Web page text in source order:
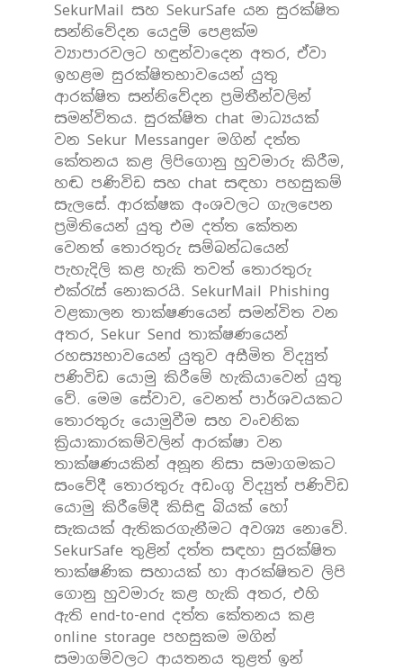
SekurMail සහ SekurSafe යන සුරක්ෂිත
සන්නිවේදන යෙදුම් පෙළක්ම
ව්‍යාපාරවලට හඳුන්වාදෙන අතර, ඒවා
ඉහළම සුරක්ෂිතභාවයෙන් යුතු
ආරක්ෂිත සන්නිවේදන ප්‍රමිතීන්වලින්
සමන්විතය. සුරක්ෂිත chat මාධ්‍යයක්
වන Sekur Messanger මගින් දත්ත
කේතනය කළ ලිපිගොනු හුවමාරු කිරීම,
හඬ පණිවිඩ සහ chat සඳහා පහසුකම්
සැලසේ. ආරක්ෂක අංශවලට ගැලපෙන
ප්‍රමිතියෙන් යුතු එම දත්ත කේතන
වෙනත් තොරතුරු සම්බන්ධයෙන්
පැහැදිලි කළ හැකි තවත් තොරතුරු
එක්රැස් නොකරයි. SekurMail Phishing
වළකාලන තාක්ෂණයෙන් සමන්විත වන
අතර, Sekur Send තාක්ෂණයෙන්
රහස්‍යභාවයෙන් යුතුව අසීමිත විද්‍යුත්
පණිවිඩ යොමු කිරීමේ හැකියාවෙන් යුතු
වේ. මෙම සේවාව, වෙනත් පාර්ශවයකට
තොරතුරු යොමුවීම සහ වංචනික
ක්‍රියාකාරකම්වලින් ආරක්ෂා වන
තාක්ෂණයකින් අනූන නිසා සමාගමකට
සංවේදී තොරතුරු අඩංගු විද්‍යුත් පණිවිඩ
යොමු කිරීමේදී කිසිඳු බියක් හෝ
සැකයක් ඇතිකරගැනීමට අවශ්‍ය නොවේ.
SekurSafe තුළින් දත්ත සඳහා සුරක්ෂිත
තාක්ෂණික සහායක් හා ආරක්ෂිතව ලිපි
ගොනු හුවමාරු කළ හැකි අතර, එහි
ඇති end-to-end දත්ත කේතනය කළ
online storage පහසුකම මගින්
සමාගම්වලට ආයතනය තුළත් ඉන්